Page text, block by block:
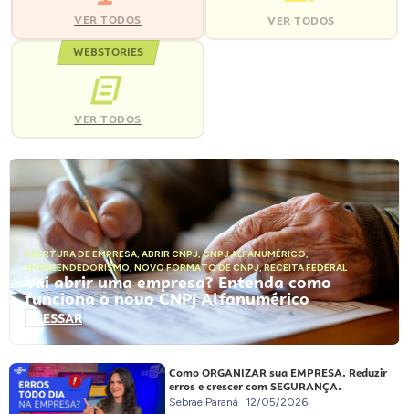
VER TODOS VER TODOS
WEBSTORIES
VER TODOS
ABERTURA DE EMPRESA, ABRIR CNPJ,CNPJ ALFANUMÉRICO,
EMPREENDEDORISMO, NOVO FORMATO DE CNPJ,RECEITA FEDERAL
Vai abrir uma empresa? Entenda como
funciona o novo CNPJ Alfanumérico
ACESSAR
Como ORGANIZAR sua EMPRESA. Reduzir
erros e crescer com SEGURANÇA.
Sebrae Paraná 12/05/2026